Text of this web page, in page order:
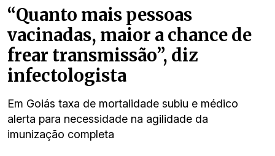
“Quanto mais pessoas
vacinadas, maior a chance de
frear transmissão”, diz
infectologista
Em Goiás taxa de mortalidade subiu e médico
alerta para necessidade na agilidade da
imunização completa